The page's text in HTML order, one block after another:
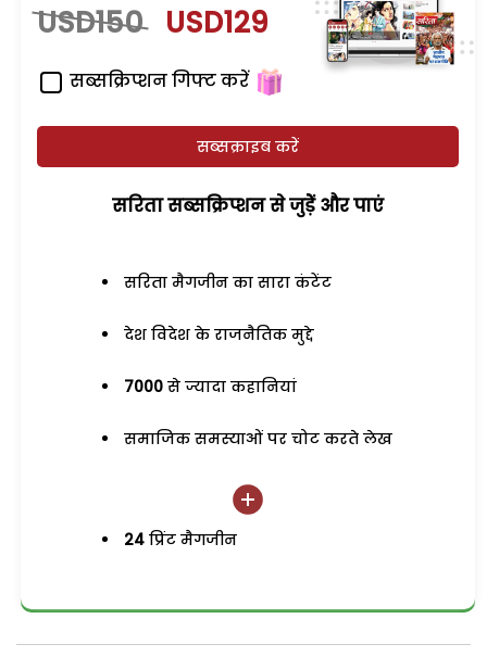
USD150 USD129
सब्सक्रिप्शन गिफ्ट करें
सब्सक्राइब करें
सरिता सब्सक्रिप्शन से जुड़ेें और पाएं
सरिता मैगजीन का सारा कंटेंट
देश विदेश के राजनैतिक मुद्दे
7000 से ज्यादा कहानियां
समाजिक समस्याओं पर चोट करते लेख
24 प्रिंट मैगजीन